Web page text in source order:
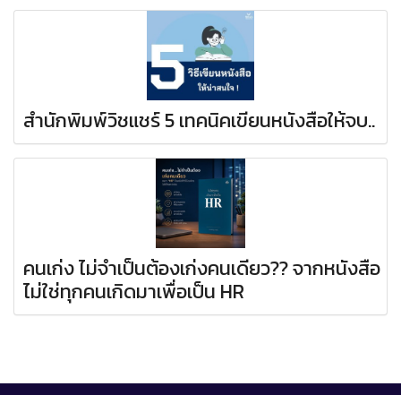
สำนักพิมพ์วิชแชร์ 5 เทคนิคเขียนหนังสือให้จบ..
คนเก่ง ไม่จำเป็นต้องเก่งคนเดียว?? จากหนังสือ
ไม่ใช่ทุกคนเกิดมาเพื่อเป็น HR